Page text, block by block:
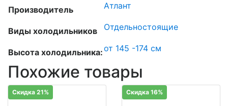
Производитель Атлант
Виды холодильников Отдельностоящие
Высота холодильника:от 145 -174 см
Похожие товары
Скидка 21% Скидка 16%